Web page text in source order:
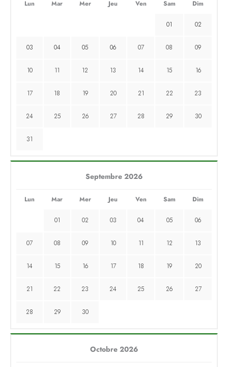
Lun Mar Mer Jeu Ven Sam Dim
01 02
03 04 05 06 07 08 09
10 11 12 13 14 15 16
17 18 19 20 21 22 23
24 25 26 27 28 29 30
31
Septembre 2026
Lun Mar Mer Jeu Ven Sam Dim
01 02 03 04 05 06
07 08 09 10 11 12 13
14 15 16 17 18 19 20
21 22 23 24 25 26 27
28 29 30
Octobre 2026